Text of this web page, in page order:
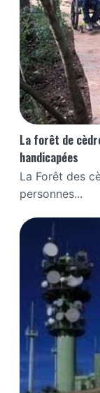
La forêt de
handicapées
La Forêt des
personnes...